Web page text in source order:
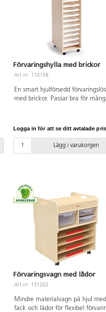
rikta hjulen framåt respektive
samt låsa hjulen i detta läge. För
mobila hyllor med en höjd över 1
meter rekommenderas att dessa
placeras mot vägg eller dylikt.
Förvaringshylla med brickor
Art.nr: 110158
En smart hjulförsedd
med brickor. Passar bra för
undan. Av MDF. Mått:
37,5x31x3 cm. Levereras
Logga in för att se ditt avtalade
Lägg i varukorgen
Förvaringsvagn med lådor
Art.nr: 131202
Mindre materialvagn på hjul med
fack och lådor för flexibel